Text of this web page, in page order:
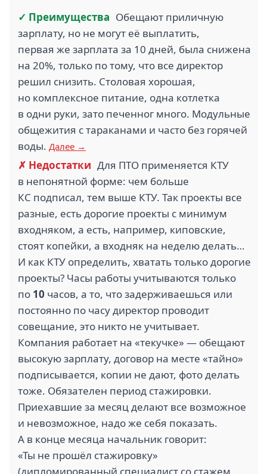
✓ Преимущества Обещают приличную
зарплату, но не могут её выплатить,
первая же зарплата за 10 дней, была снижена
на 20%, только по тому, что все директор
решил снизить. Столовая хорошая,
но комплексное питание, одна котлетка
в одни руки, зато печенног много. Модульные
общежития с тараканами и часто без горячей
воды. Далее →
✗ Недостатки Для ПТО применяется КТУ
в непонятной форме: чем больше
КС подписал, тем выше КТУ. Так проекты все
разные, есть дорогие проекты с минимум
входняком, а есть, например, киповские,
стоят копейки, а входняк на неделю делать…
И как КТУ определить, хватать только дорогие
проекты? Часы работы учитываются только
по 10 часов, а то, что задерживаешься или
постоянно по часу директор проводит
совещание, это никто не учитывает.
Компания работает на «текучке» — обещают
высокую зарплату, договор на месте «тайно»
подписывается, копии не дают, фото делать
тоже. Обязателен период стажировки.
Приехавшие за месяц делают все возможное
и невозможное, надо же себя показать.
А в конце месяца начальник говорит:
«Ты не прошёл стажировку»
(дипломированный специалист со стажем